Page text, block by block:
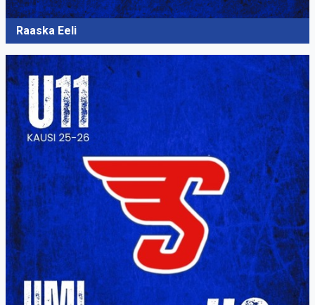
Raaska Eeli